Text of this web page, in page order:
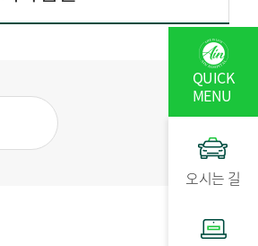
QUICK
MENU
오시는 길